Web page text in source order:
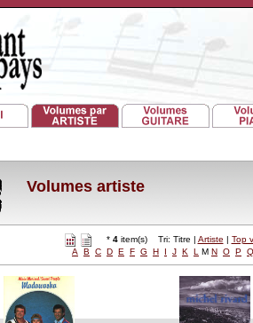
Volumes artiste
* 4item(s) Tri: Titre | Artiste | Top
A
B C D E F G H I J K L M N O P Q